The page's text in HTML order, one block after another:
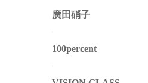
廣田硝子
100percent